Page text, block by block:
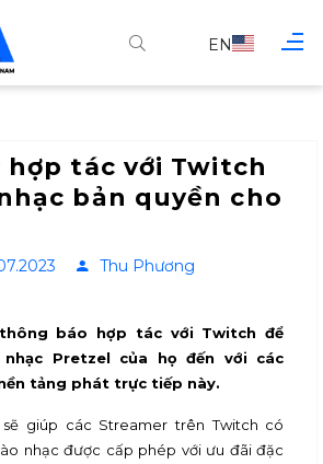
EN
tác với Twitch
bản quyền cho
Thu Phương
báo hợp tác với Twitch để
Pretzel của họ đến với các
tảng phát trực tiếp này.
giúp các Streamer trên Twitch có
nhạc được cấp phép với ưu đãi đặc